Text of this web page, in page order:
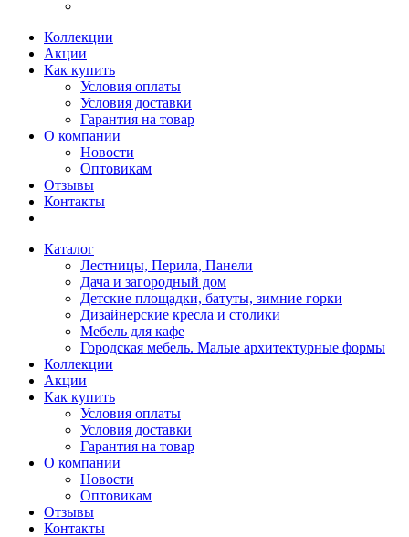
Коллекции
Акции
Как купить
Условия оплаты
Условия доставки
Гарантия на товар
О компании
Новости
Оптовикам
Отзывы
Контакты
Каталог
Лестницы, Перила, Панели
Дача и загородный дом
Детские площадки, батуты, зимние горки
Дизайнерские кресла и столики
Мебель для кафе
Городская мебель. Малые архитектурные формы
Коллекции
Акции
Как купить
Условия оплаты
Условия доставки
Гарантия на товар
О компании
Новости
Оптовикам
Отзывы
Контакты